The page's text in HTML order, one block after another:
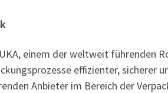
einem der weltweit führenden
effizienter, sicherer
Anbieter im Bereich der